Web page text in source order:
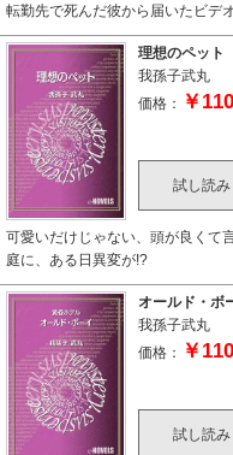
転勤先で死んだ彼から届いたビデ
理想のペット
我孫子武丸
価格：
￥110
試し読み
可愛いだけじゃない、頭が良くて
庭に、ある日異変が!?
オールド・
我孫子武丸
価格：
￥110
試し読み